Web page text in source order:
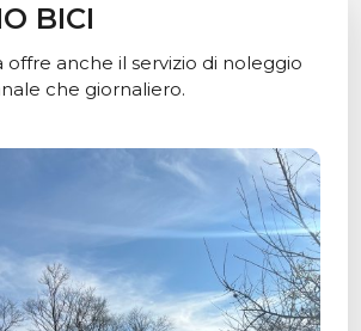
BICI
offre anche il servizio di noleggio
che giornaliero.